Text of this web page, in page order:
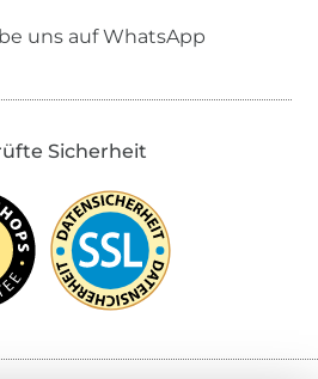
uns auf WhatsApp
Sicherheit